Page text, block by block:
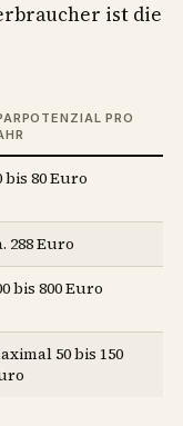
ist die
PRO
bis 80 Euro
288 Euro
bis 800 Euro
50 bis 150